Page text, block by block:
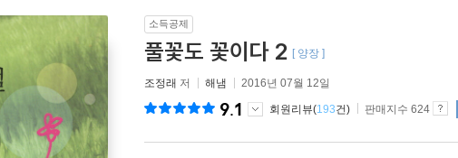
소득공제
풀꽃도 꽃이다 2 [ 양장 ]
조정래 저 해냄 2016년 07월 12일
9.1 회원리뷰(193건) 판매지수 624